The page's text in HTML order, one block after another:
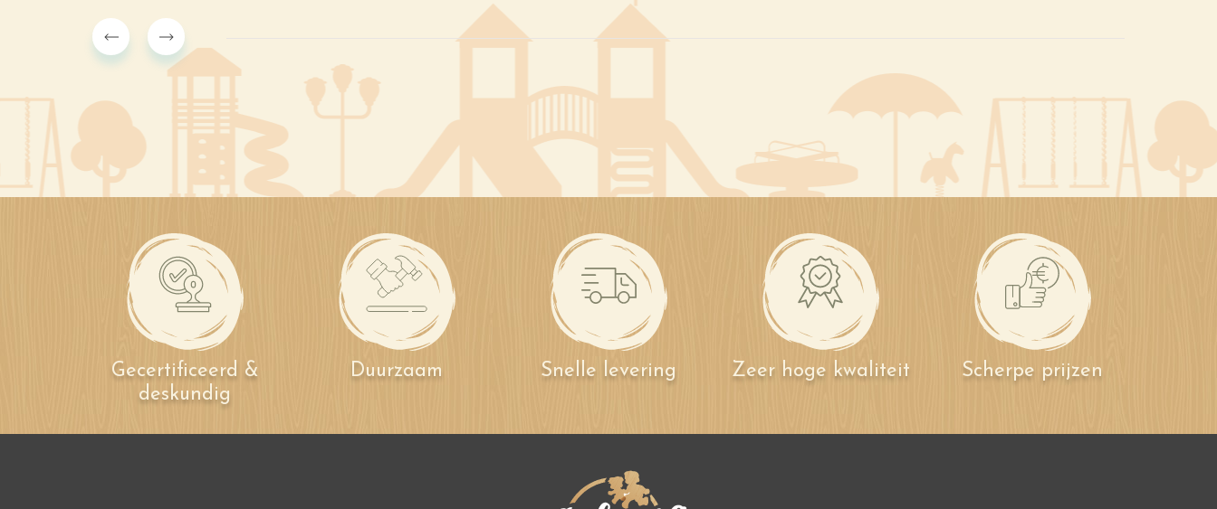
Gecertificeerd &
deskundig
Duurzaam Snelle levering Zeer hoge kwaliteit Scherpe prijzen